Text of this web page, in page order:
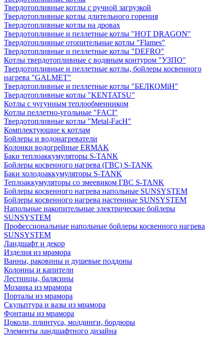
Твердотопливные котлы с ручной загрузкой
Твердотопливные котлы длительного горения
Твердотопливные котлы на дровах
Твердотопливные и пеллетные котлы "HOT DRAGON"
Твердотопливные отопительные котлы "Flames"
Твердотопливные и пеллетные котлы "DEFRO"
Котлы твердотопливные с водяным контуром "УЗПО"
Твердотопливные и пеллетные котлы, бойлеры косвенного
нагрева "GALMET"
Твердотопливные и пеллетные котлы "БЕЛКОМiН"
Твердотопливные котлы "KENTATSU"
Котлы с чугунным теплообменником
Котлы пеллетно-угольные "FACI"
Твердотопливные котлы "Metal-FacH"
Комплектующие к котлам
Бойлеры и водонагреватели
Колонки водогрейные ERMAK
Баки теплоаккумуляторы S-TANK
Бойлеры косвенного нагрева (ГВС) S-TANK
Баки холодоаккумуляторы S-TANK
Теплоаккумуляторы со змеевиком ГВС S-TANK
Бойлеры косвенного нагрева напольные SUNSYSTEM
Бойлеры косвенного нагрева настенные SUNSYSTEM
Напольные накопительные электрические бойлеры
SUNSYSTEM
Профессиональные напольные бойлеры косвенного нагрева
SUNSYSTEM
Ландшафт и декор
Изделия из мрамора
Ванны, раковины и душевые поддоны
Колонны и капители
Лестницы, балясины
Мозаика из мрамора
Порталы из мрамора
Скульптура и вазы из мрамора
Фонтаны из мрамора
Цоколи, плинтуса, молдинги, бордюры
Элементы ландшафтного дизайна